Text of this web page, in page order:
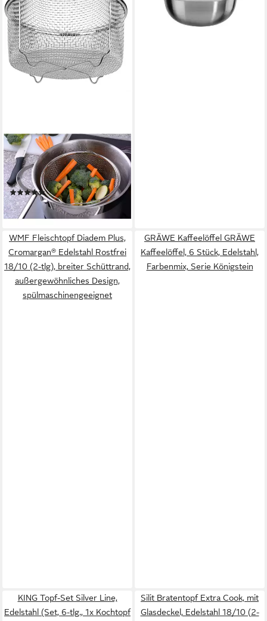
Küchensieb GRÄWE
Dampfeinsatzkorb aus
Edelstahl Ø 21 cm, Edelstahl
18/10
(3)
11,90 €
lieferbar - in 2-3 Werktagen bei dir
WMF Fleischtopf Diadem Plus,
Cromargan® Edelstahl Rostfrei
18/10 (2-tlg), breiter Schüttrand,
außergewöhnliches Design,
spülmaschinengeeignet
GRÄWE Kaffeelöffel GRÄWE
Kaffeelöffel, 6 Stück, Edelstahl,
Farbenmix, Serie Königstein
KING Topf-Set Silver Line,
Edelstahl (Set, 6-tlg., 1x Kochtopf
Silit Bratentopf Extra Cook, mit
Glasdeckel, Edelstahl 18/10 (2-